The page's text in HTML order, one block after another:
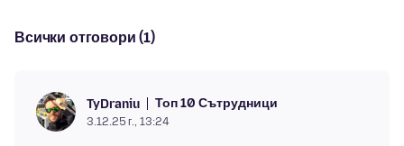
Всички отговори (1)
TyDraniu Топ 10 Сътрудници
3.12.25 г., 13:24